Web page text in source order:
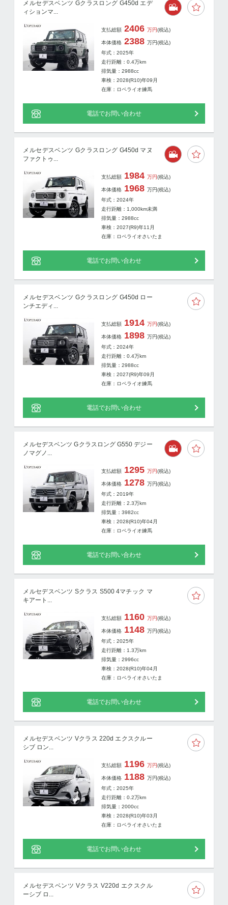
メルセデスベンツ Gクラスロング G450d エデ
ィションマ...
支払総額 2406 万円(税込)
本体価格 2388 万円(税込)
年式：2025年
走行距離：0.4万km
排気量：2988cc
車検：2028(R10)年09月
在庫：ロペライオ練馬
電話でお問い合わせ
メルセデスベンツ Gクラスロング G450d マヌ
ファクトゥ...
支払総額 1984 万円(税込)
本体価格 1968 万円(税込)
年式：2024年
走行距離： 1,000km未満
排気量：2988cc
車検：2027(R9)年11月
在庫：ロペライオさいたま
電話でお問い合わせ
メルセデスベンツ Gクラスロング G450d ロー
ンチエディ...
支払総額 1914 万円(税込)
本体価格 1898 万円(税込)
年式：2024年
走行距離：0.4万km
排気量：2988cc
車検：2027(R9)年09月
在庫：ロペライオ練馬
電話でお問い合わせ
メルセデスベンツ Gクラスロング G550 デジー
ノマグノ...
支払総額 1295 万円(税込)
本体価格 1278 万円(税込)
年式：2019年
走行距離：2.3万km
排気量：3982cc
車検：2028(R10)年04月
在庫：ロペライオ練馬
電話でお問い合わせ
メルセデスベンツ Sクラス S500 4マチック マ
キアート...
支払総額 1160 万円(税込)
本体価格 1148 万円(税込)
年式：2025年
走行距離： 1.3万km
排気量：2996cc
車検：2028(R10)年04月
在庫：ロペライオさいたま
電話でお問い合わせ
メルセデスベンツ Vクラス 220d エクスクルー
シブ ロン...
支払総額 1196 万円(税込)
本体価格 1188 万円(税込)
年式：2025年
走行距離：0.2万km
排気量：2000cc
車検：2028(R10)年03月
在庫：ロペライオさいたま
電話でお問い合わせ
メルセデスベンツ Vクラス V220d エクスクル
ーシブ ロ...